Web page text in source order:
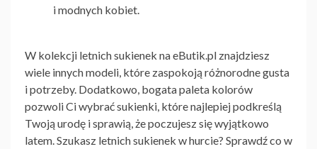
i modnych kobiet.
W kolekcji letnich sukienek na eButik.pl znajdziesz
wiele innych modeli, które zaspokoją różnorodne gusta
i potrzeby. Dodatkowo, bogata paleta kolorów
pozwoli Ci wybrać sukienki, które najlepiej podkreślą
Twoją urodę i sprawią, że poczujesz się wyjątkowo
latem. Szukasz letnich sukienek w hurcie? Sprawdź co w